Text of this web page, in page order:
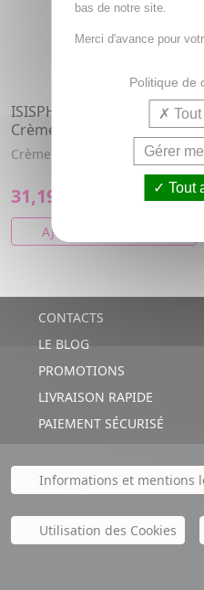
ISISPHARMA Geneskin Lift
Crème Lissante 50ml
Crème lissante, hydratante.
31,19€
AJOUTER AU PANIER
CONTACTS
LE BLOG
PROMOTIONS
LIVRAISON RAPIDE
PAIEMENT SÉCURISÉ
Informations et mentions
Utilisation des Cookies
bas de notre site.
Merci d'avance pour
Politique de
Gérer
Tout